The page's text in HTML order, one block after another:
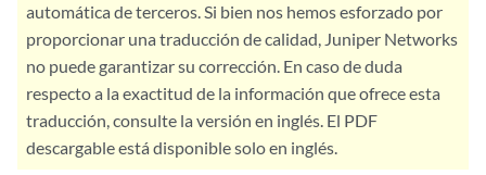
automática de terceros. Si bien nos hemos esforzado por
proporcionar una traducción de calidad, Juniper Networks
no puede garantizar su corrección. En caso de duda
respecto a la exactitud de la información que ofrece esta
traducción, consulte la versión en inglés. El PDF
descargable está disponible solo en inglés.